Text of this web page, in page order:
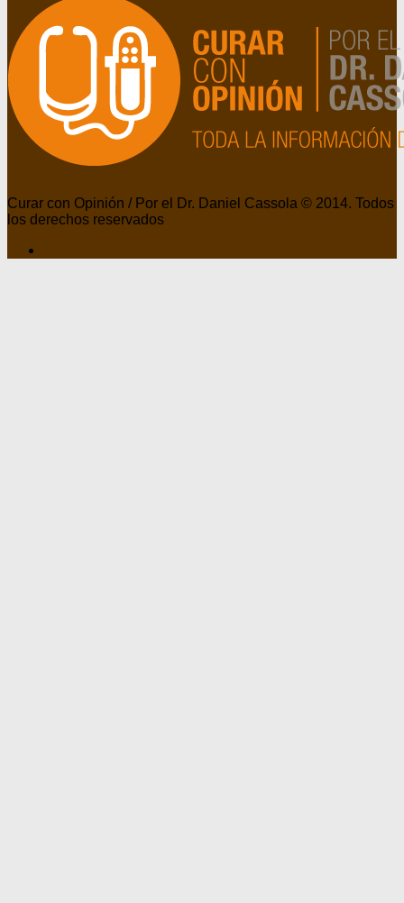
Curar con Opinión / Por el Dr. Daniel Cassola © 2014. Todos
los derechos reservados